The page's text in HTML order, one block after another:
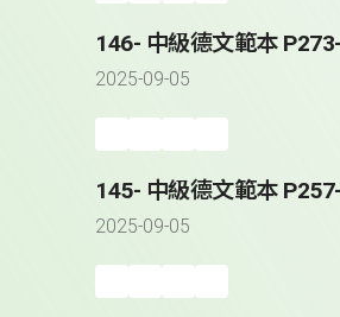
146- 中級德文範本
2025-09-05
145- 中級德文範本
2025-09-05